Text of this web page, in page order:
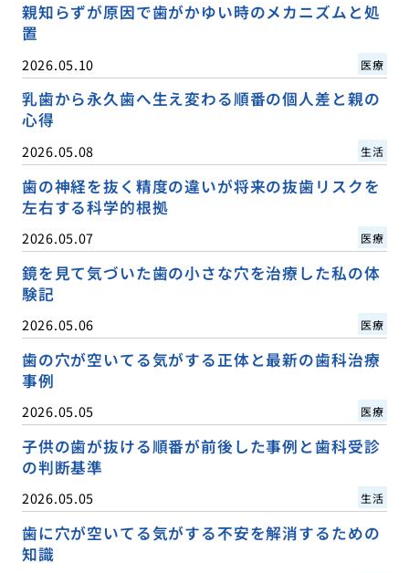
親知らずが原因で歯がかゆい時のメカニズムと処
置
2026.05.10 医療
乳歯から永久歯へ生え変わる順番の個人差と親の
心得
2026.05.08 生活
歯の神経を抜く精度の違いが将来の抜歯リスクを
左右する科学的根拠
2026.05.07 医療
鏡を見て気づいた歯の小さな穴を治療した私の体
験記
2026.05.06 医療
歯の穴が空いてる気がする正体と最新の歯科治療
事例
2026.05.05 医療
子供の歯が抜ける順番が前後した事例と歯科受診
の判断基準
2026.05.05 生活
歯に穴が空いてる気がする不安を解消するための
知識